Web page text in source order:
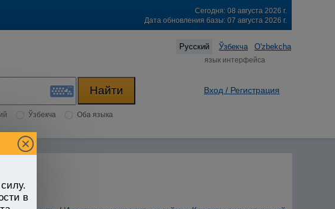
Сегодня: 08 августа 2026 г.
Дата обновления базы: 07 августа 2026 г.
Русский Ўзбекча O'zbekcha
язык интерфейса
Ўзбекча Оба языка
Вход / Регистрация
в